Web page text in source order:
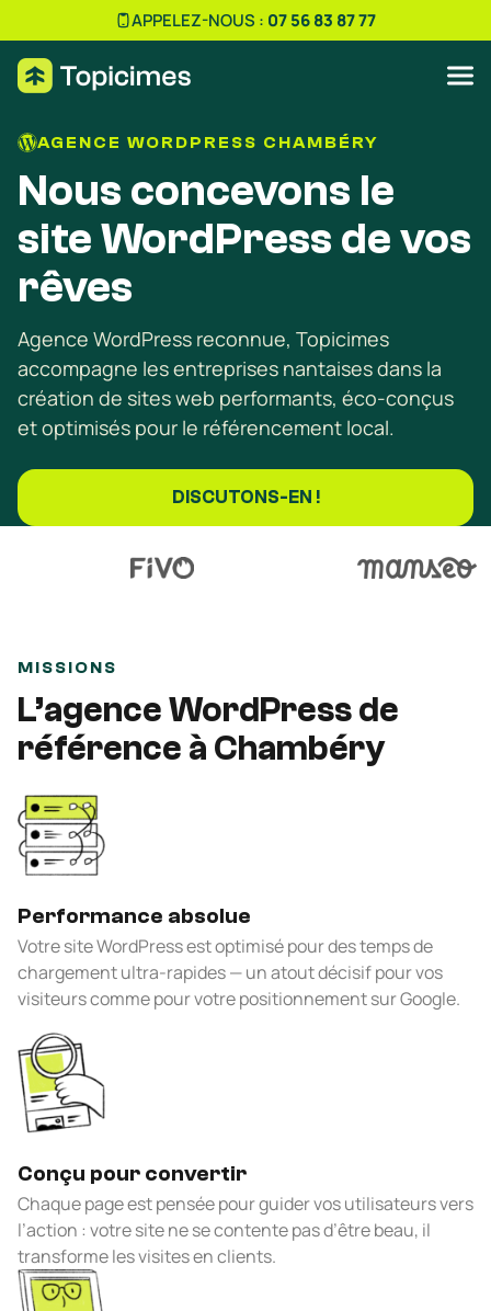
APPELEZ-NOUS : 07 56 83 87 77
AGENCE WORDPRESS CHAMBÉRY
Nous concevons le
site WordPress de vos
rêves
Agence WordPress reconnue, Topicimes
accompagne les entreprises nantaises dans la
création de sites web performants, éco-conçus
et optimisés pour le référencement local.
DISCUTONS-EN !
MISSIONS
L’agence WordPress de
référence à Chambéry
Performance absolue
Votre site WordPress est optimisé pour des temps de
chargement ultra-rapides — un atout décisif pour vos
visiteurs comme pour votre positionnement sur Google.
Conçu pour convertir
Chaque page est pensée pour guider vos utilisateurs vers
l’action : votre site ne se contente pas d’être beau, il
transforme les visites en clients.